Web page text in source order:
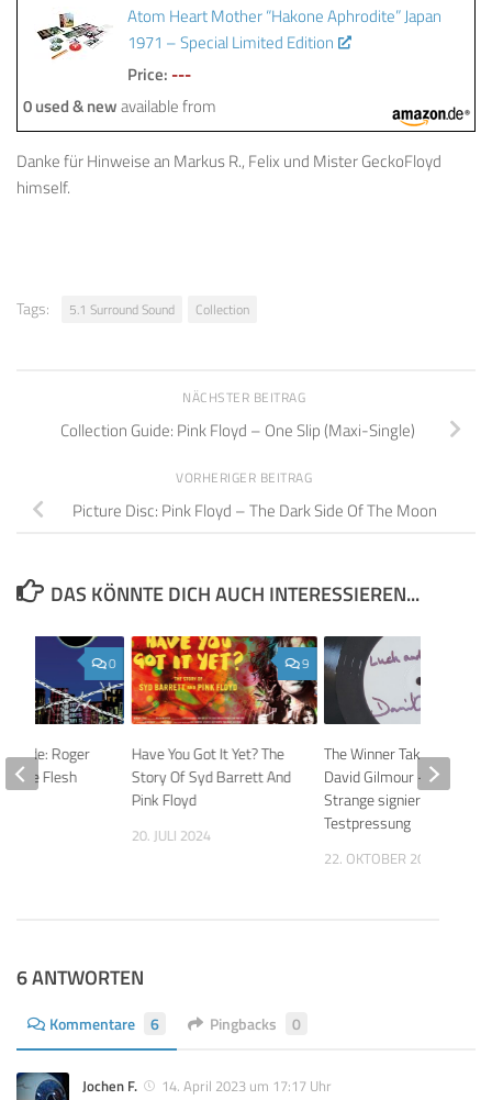
Atom Heart Mother “Hakone Aphrodite” Japan
1971 – Special Limited Edition
Price: ---
0 used & newavailable from
Danke für Hinweise an Markus R., Felix und Mister GeckoFloyd
himself.
Tags: 5.1 Surround Sound Collection
NÄCHSTER BEITRAG
Collection Guide: Pink Floyd – One Slip (Maxi-Single)
VORHERIGER BEITRAG
Picture Disc: Pink Floyd – The Dark Side Of The Moon
DAS KÖNNTE DICH AUCH INTERESSIEREN...
9
Have You Got It Yet? The
Story Of Syd Barrett And
Pink Floyd
20. JULI 2024
The Winner Takes It All:
David Gilmour – Luck and
Strange signierte Vinyl-
Testpressung
22. OKTOBER 2024
0
Guide: Roger
The Flesh
6 ANTWORTEN
Kommentare 6 Pingbacks 0
Jochen F.
14. April 2023 um 17:17 Uhr